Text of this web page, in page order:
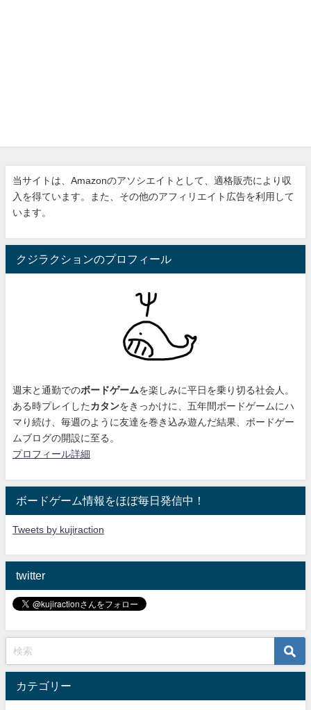
当サイトは、Amazonのアソシエイトとして、適格販売により収
入を得ています。また、その他のアフィリエイト広告を利用して
います。
クジラクションのプロフィール
週末と通勤でのボードゲームを楽しみに平日を乗り切る社会人。
ある時プレイした カタンをきっかけに、 五年間ボードゲームにハ
マり続け 、毎週のように友達を巻き込み遊んだ結果、ボードゲー
ムブログの開設に至る。
プロフィール詳細
ボードゲーム情報をほぼ毎日発信中！
Tweets by kujiraction
twitter
カテゴリー